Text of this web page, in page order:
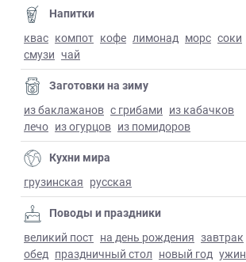
Напитки
квас компот кофе лимонад морс соки
смузи чай
Заготовки на зиму
из баклажанов с грибами из кабачков
лечо из огурцов из помидоров
Кухни мира
грузинская русская
Поводы и праздники
великий пост на день рождения завтрак
обед праздничный стол новый год ужин